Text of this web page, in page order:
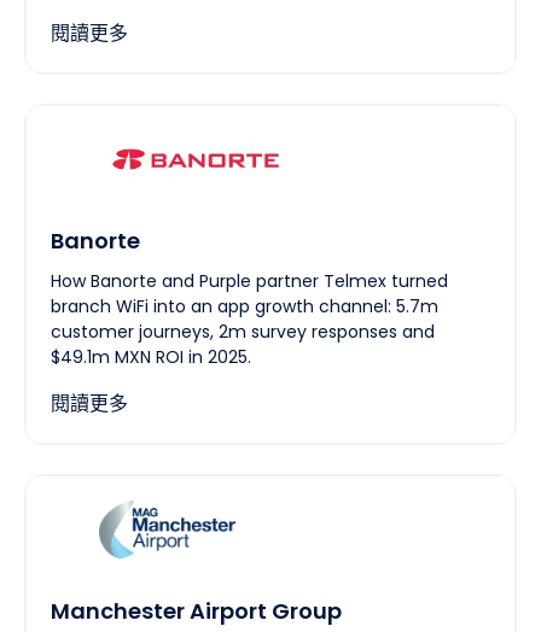
閱讀更多
Banorte
How Banorte and Purple partner Telmex turned
branch WiFi into an app growth channel: 5.7m
customer journeys, 2m survey responses and
$49.1m MXN ROI in 2025.
閱讀更多
Manchester Airport Group